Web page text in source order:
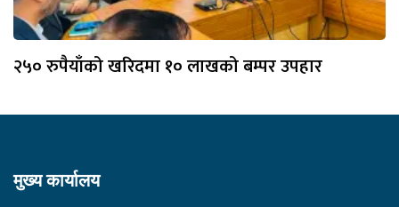
२५० रुपैयाँको खरिदमा १० लाखको बम्पर उपहार
मुख्य कार्यालय